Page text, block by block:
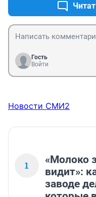
Гость
Войти
Новости СМИ2
1
«Молоко
видит»:
заводе